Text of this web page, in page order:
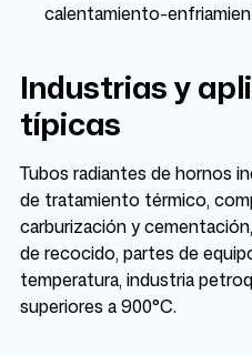
calentamiento-
Industrias y
típicas
Tubos radiantes de hornos
de tratamiento térmico,
carburización y
de recocido, partes de
temperatura, industria
superiores a 900°C.